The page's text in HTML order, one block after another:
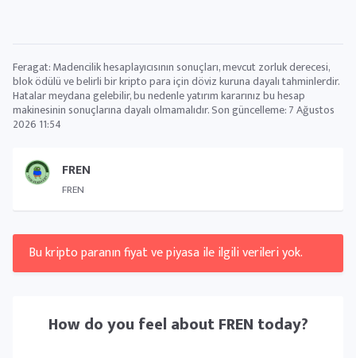
FREN
FREN
Bu kripto paranın fiyat ve piyasa ile ilgili verileri yok.
How do you feel aboutFREN today?
Feragat: Madencilik hesaplayıcısının sonuçları, mevcut zorluk derecesi,
blok ödülü ve belirli bir kripto para için döviz kuruna dayalı tahminlerdir.
Hatalar meydana gelebilir, bu nedenle yatırım kararınız bu hesap
makinesinin sonuçlarına dayalı olmamalıdır. Son güncelleme:7 Ağustos
2026 11:54